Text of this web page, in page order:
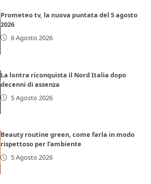
Prometeo tv, la nuova puntata del 5 agosto
2026
6 Agosto 2026
La lontra riconquista il Nord Italia dopo
decenni di assenza
5 Agosto 2026
Beauty routine green, come farla in modo
rispettoso per l’ambiente
5 Agosto 2026